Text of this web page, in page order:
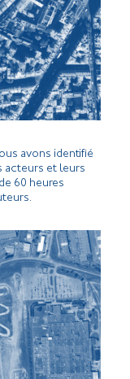
avons identifié
acteurs et leurs
60 heures